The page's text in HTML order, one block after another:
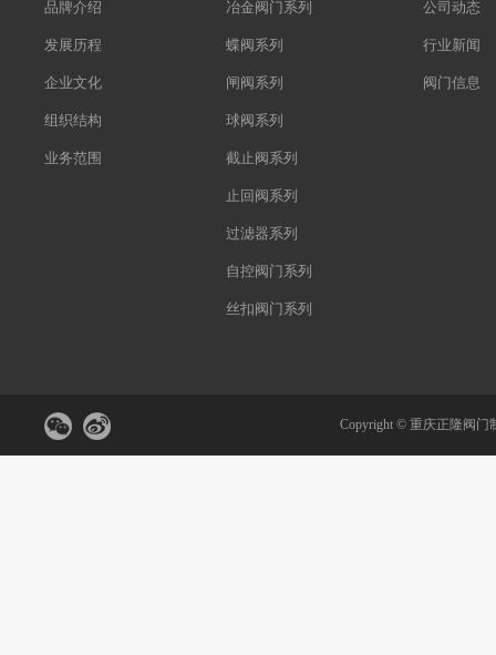
品牌介绍
发展历程
企业文化
组织结构
业务范围
冶金阀门系列
蝶阀系列
闸阀系列
球阀系列
截止阀系列
止回阀系列
过滤器系列
自控阀门系列
丝扣阀门系列
公司动态
行业新闻
阀门信息
Copyright © 重庆正隆阀门